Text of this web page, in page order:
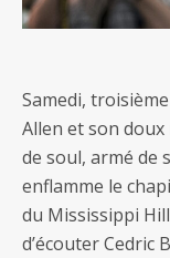
Samedi,
Allen et son doux
de soul, armé de
enflamme le
du Mississippi
d’écouter Cedric